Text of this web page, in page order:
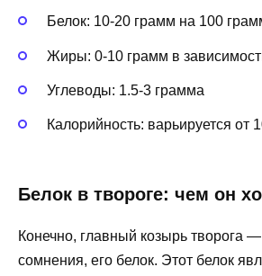
Белок: 10-20 грамм на 100
Жиры: 0-10 грамм в
Углеводы: 1.5-3 грамма
Калорийность: варьируется от
Белок в твороге: чем он
Конечно, главный козырь творога —
сомнения, его белок. Этот белок